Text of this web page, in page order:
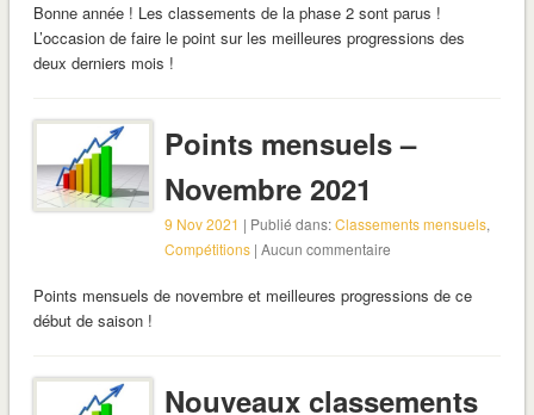
Bonne année ! Les classements de la phase 2 sont parus !
L’occasion de faire le point sur les meilleures progressions des
deux derniers mois !
Points mensuels –
Novembre 2021
9 Nov 2021 | Publié dans:Classements mensuels,
Compétitions | Aucun commentaire
Points mensuels de novembre et meilleures progressions de ce
début de saison !
Nouveaux classements